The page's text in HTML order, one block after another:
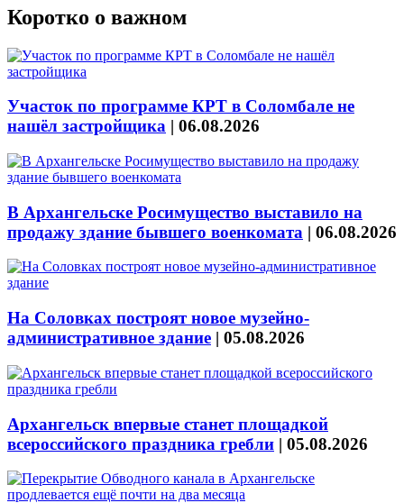
Коротко о важном
Участок по программе КРТ в Соломбале не
нашёл застройщика | 06.08.2026
В Архангельске Росимущество выставило на
продажу здание бывшего военкомата | 06.08.2026
На Соловках построят новое музейно-
административное здание | 05.08.2026
Архангельск впервые станет площадкой
всероссийского праздника гребли | 05.08.2026